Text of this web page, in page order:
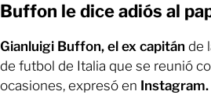
Buffon le dice adiós al
Gianluigi Buffon, el ex capitán de
de futbol de Italia que se reunió
ocasiones, expresó en Instagram.